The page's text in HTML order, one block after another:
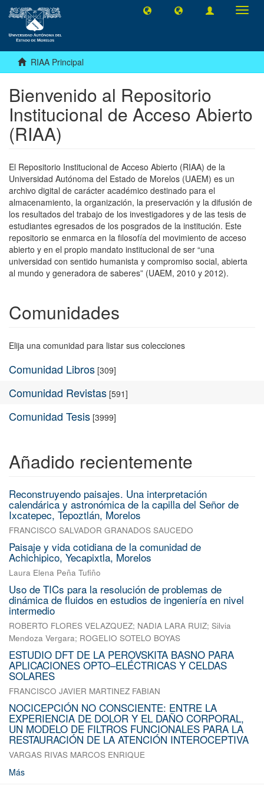
RIAA Principal
Bienvenido al Repositorio
Institucional de Acceso Abierto
(RIAA)
El Repositorio Institucional de Acceso Abierto (RIAA) de la
Universidad Autónoma del Estado de Morelos (UAEM) es un
archivo digital de carácter académico destinado para el
almacenamiento, la organización, la preservación y la difusión de
los resultados del trabajo de los investigadores y de las tesis de
estudiantes egresados de los posgrados de la institución. Este
repositorio se enmarca en la filosofía del movimiento de acceso
abierto y en el propio mandato institucional de ser “una
universidad con sentido humanista y compromiso social, abierta
al mundo y generadora de saberes” (UAEM, 2010 y 2012).
Comunidades
Elija una comunidad para listar sus colecciones
Comunidad Libros [309]
Comunidad Revistas [591]
Comunidad Tesis [3999]
Añadido recientemente
Reconstruyendo paisajes. Una interpretación
calendárica y astronómica de la capilla del Señor de
Ixcatepec, Tepoztlán, Morelos
FRANCISCO SALVADOR GRANADOS SAUCEDO
Paisaje y vida cotidiana de la comunidad de
Achichipico, Yecapixtla, Morelos
Laura Elena Peña Tufiño
Uso de TICs para la resolución de problemas de
dinámica de fluidos en estudios de ingeniería en nivel
intermedio
ROBERTO FLORES VELAZQUEZ; NADIA LARA RUIZ; Silvia
Mendoza Vergara; ROGELIO SOTELO BOYAS
ESTUDIO DFT DE LA PEROVSKITA BASNO PARA
APLICACIONES OPTO–ELÉCTRICAS Y CELDAS
SOLARES
FRANCISCO JAVIER MARTINEZ FABIAN
NOCICEPCIÓN NO CONSCIENTE: ENTRE LA
EXPERIENCIA DE DOLOR Y EL DAÑO CORPORAL,
UN MODELO DE FILTROS FUNCIONALES PARA LA
RESTAURACIÓN DE LA ATENCIÓN INTEROCEPTIVA
VARGAS RIVAS MARCOS ENRIQUE
Más